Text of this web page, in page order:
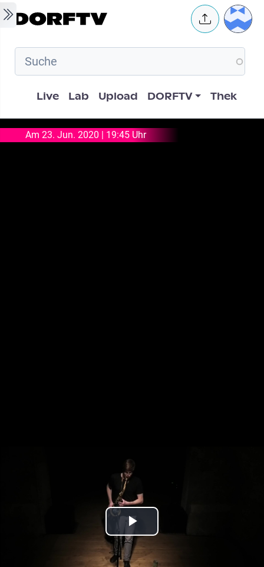
Skip to main content User
Hauptnavigation
Live Lab Upload DORFTV Thek
Am 23. Jun. 2020 | 19:45 Uhr
Play
Video